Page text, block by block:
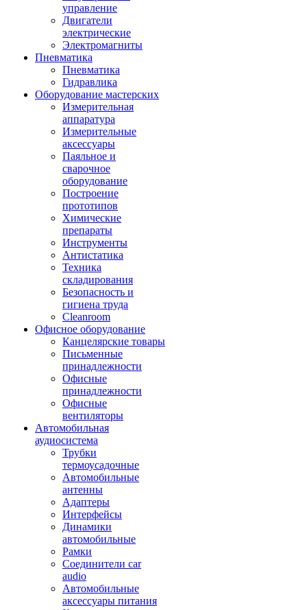
управление
Двигатели
электрические
Электромагниты
Пневматика
Пневматика
Гидравлика
Оборудование мастерских
Измерительная
аппаратура
Измерительные
аксессуары
Паяльное и
сварочное
оборудование
Построение
прототипов
Химические
препараты
Инструменты
Aнтистатика
Техника
складирования
Безопасность и
гигиена труда
Cleanroom
Офисное оборудование
Канцелярские товары
Письменные
принадлежности
Офисные
принадлежности
Офисные
вентиляторы
Автомобильная
аудиосистема
Трубки
термоусадочные
Автомобильные
антенны
Адаптеры
Интерфейсы
Динамики
автомобильные
Рамки
Соединители car
audio
Автомобильные
аксессуары питания